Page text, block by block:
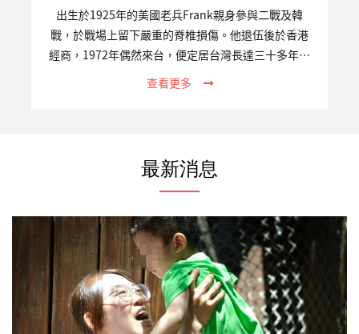
出生於1925年的美國老兵Frank親身參與二戰及韓
戰，於戰場上留下嚴重的脊椎損傷。他退伍後於香港
經商，1972年偶然來台，便定居台灣長達三十多年。
2015年，臥病在床的他經友人轉介至關愛之家接受照
人前來致上敬意，棺木上覆蓋著美國國旗，標準的美
國軍禮。最後，我們遵照Frank的遺願，以花葬的形
式永留在這塊他深愛的土地上。一、專案關注的議題
跨國人口流動已是現今高度全球化的重大現象，然而
不論遷徙動機為何，…
查看更多
最新消息